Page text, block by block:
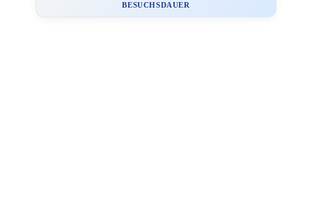
BESUCHSDAUER